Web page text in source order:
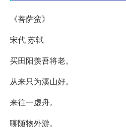
《菩萨蛮》
宋代 苏轼
买田阳羡吾将老。
从来只为溪山好。
来往一虚舟。
聊随物外游。